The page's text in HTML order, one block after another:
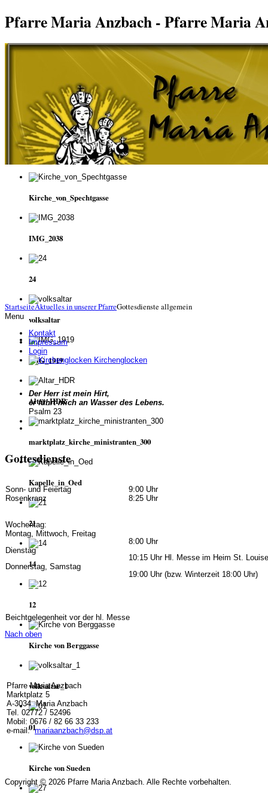
Pfarre Maria Anzbach - Pfarre Maria
Kirche_von_Spechtgasse
IMG_2038
24
volksaltar
IMG_1919
Altar_HDR
marktplatz_kirche_ministranten_300
Kapelle_in_Oed
21
14
12
Kirche von Berggasse
volksaltar_1
01
Kirche von Sueden
StartseiteAktuelles in unserer PfarreGottesdienste allgemein
Menu
Kontakt
Impressum
Login
Kirchenglocken
Der Herr ist mein Hirt,
er führt mich an Wasser des Lebens.
Psalm 23
Gottesdienste
Sonn- und Feiertag
Rosenkranz
9:00 Uhr
8:25 Uhr
Wochentag:
Montag, Mittwoch, Freitag
Dienstag
Donnerstag, Samstag
8:00 Uhr
10:15 Uhr Hl. Messe im Heim St. Louise
19:00 Uhr (bzw. Winterzeit 18:00 Uhr)
Beichtgelegenheit vor der hl. Messe
Nach oben
Pfarre Maria Anzbach
Marktplatz 5
A-3034 Maria Anzbach
Tel. 02772 / 52496
Mobil: 0676 / 82 66 33 233
e-mail:mariaanzbach@dsp.at
Copyright © 2026 Pfarre Maria Anzbach. Alle Rechte vorbehalten.